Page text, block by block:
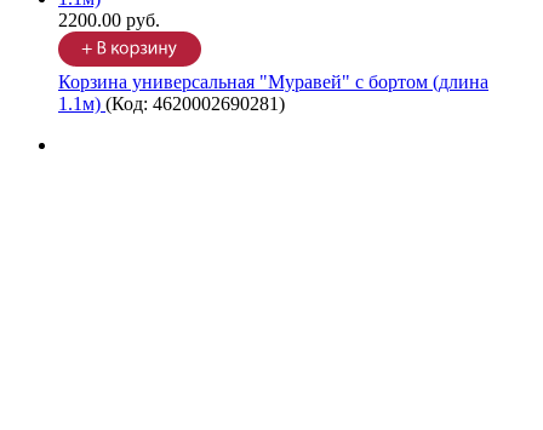
2200.00 руб.
Корзина универсальная "Муравей" с бортом (длина
1.1м) (Код: 4620002690281)